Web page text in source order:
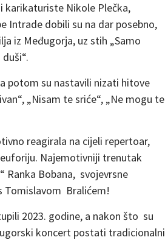
karikaturiste Nikole Plečka,
Intrade dobili su na dar posebno,
iz Međugorja, uz stih „Samo
potom su nastavili nizati hitove
„Nisam te sriće“, „Ne mogu te
reagirala na cijeli repertoar,
euforiju. Najemotivniji trenutak
Ranka Bobana, svojevrsne
Tomislavom Bralićem!
2023. godine, a nakon što su
koncert postati tradicionalni